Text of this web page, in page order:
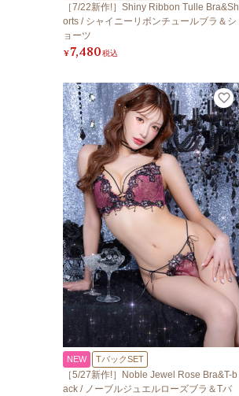
［7/22新作!］Shiny Ribbon Tulle Bra&Sh
orts / シャイニーリボンチュールブラ＆シ
ョーツ
¥7,480税込
NEW TバックSET
［5/27新作!］Noble Jewel Rose Bra&T-b
ack / ノーブルジュエルローズブラ＆Tバ